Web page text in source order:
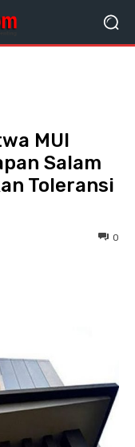
MUI
Salam
Toleransi
0